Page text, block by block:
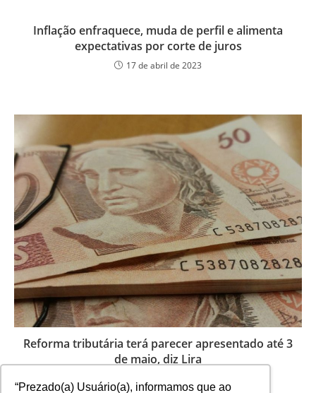
“Prezado(a) Usuário(a), informamos que ao
Inflação enfraquece, muda de perfil e alimenta
expectativas por corte de juros
17 de abril de 2023
Reforma tributária terá parecer apresentado até 3
de maio, diz Lira